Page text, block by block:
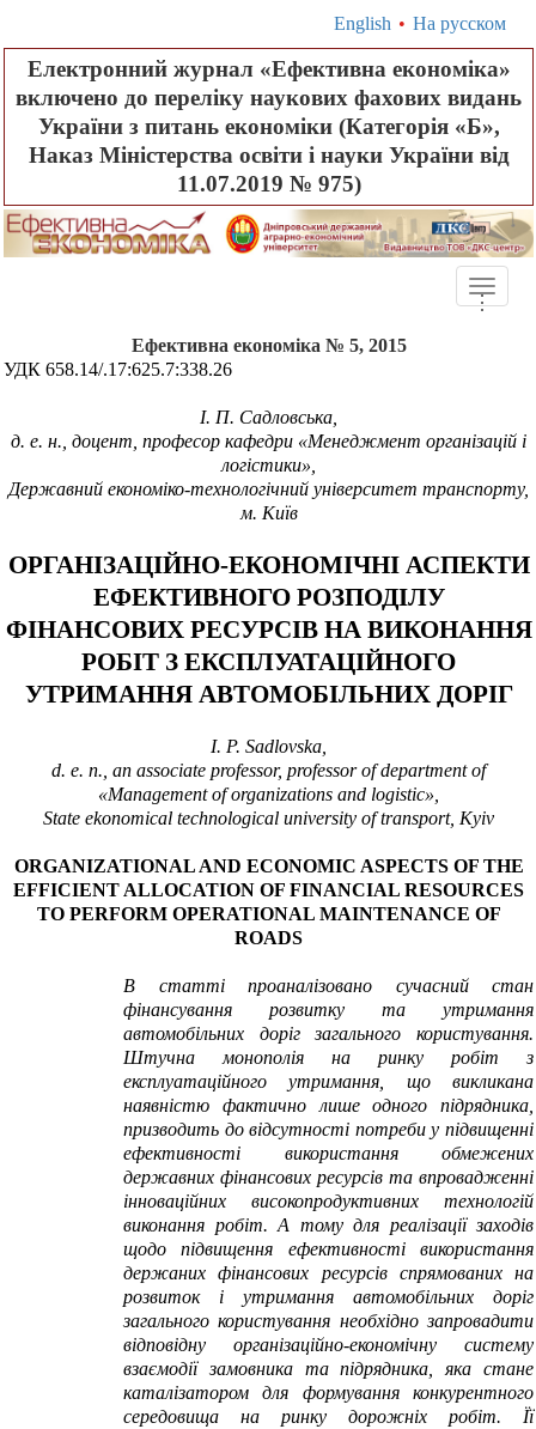
English • На русском
Електронний журнал «Ефективна економіка»
включено до переліку наукових фахових видань
України з питань економіки (Категорія «Б»,
Наказ Міністерства освіти і науки України від
11.07.2019 № 975)
Toggle
...
Ефективна економіка № 5, 2015
УДК 658.14/.17:625.7:338.26
І. П. Садловська,
д. е. н., доцент, професор кафедри «Менеджмент організацій і
логістики»,
Державний економіко-технологічний університет транспорту,
м. Київ
ОРГАНІЗАЦІЙНО-ЕКОНОМІЧНІ АСПЕКТИ
ЕФЕКТИВНОГО РОЗПОДІЛУ
ФІНАНСОВИХ РЕСУРСІВ НА ВИКОНАННЯ
РОБІТ З ЕКСПЛУАТАЦІЙНОГО
УТРИМАННЯ АВТОМОБІЛЬНИХ ДОРІГ
I. P. Sadlovska
d. e. n., an associate professor, professor of department of
«Management of organizations and logistic»,
State ekonomical technological university of transport, Kyiv
ORGANIZATIONAL AND ECONOMIC ASPECTS OF THE
EFFICIENT ALLOCATION OF FINANCIAL RESOURCES
TO PERFORM OPERATIONAL MAINTENANCE OF
ROADS
В статті проаналізовано сучасний стан
фінансування розвитку та утримання
автомобільних доріг загального користування.
Штучна монополія на ринку робіт з
експлуатаційного утримання, що викликана
наявністю фактично лише одного підрядника,
призводить до відсутності потреби у підвищенні
ефективності використання обмежених
державних фінансових ресурсів та впровадженні
інноваційних високопродуктивних технологій
виконання робіт. А тому для реалізації заходів
щодо підвищення ефективності використання
держаних фінансових ресурсів спрямованих на
розвиток і утримання автомобільних доріг
загального користування необхідно запровадити
відповідну організаційно-економічну систему
взаємодії замовника та підрядника, яка стане
каталізатором для формування конкурентного
середовища на ринку дорожніх робіт. Її